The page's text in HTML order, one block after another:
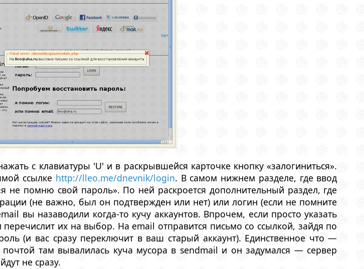
с клавиатуры 'U' и в раскрывшейся карточке кнопку «залогиниться».
ссылке http://lleo.me/dnevnik/login. В самом нижнем разделе, где ввод
не помню свой пароль». По ней раскроется дополнительный раздел, где
(не важно, был он подтвержден или нет) или логин (если не помните
вы назаводили когда-то кучу аккаунтов. Впрочем, если просто указать
их на выбор. На email отправится письмо со ссылкой, зайдя по
(и вас сразу переключит в ваш старый аккаунт). Единственное что —
там вывалилась куча мусора в sendmail и он задумался — сервер
не сразу.